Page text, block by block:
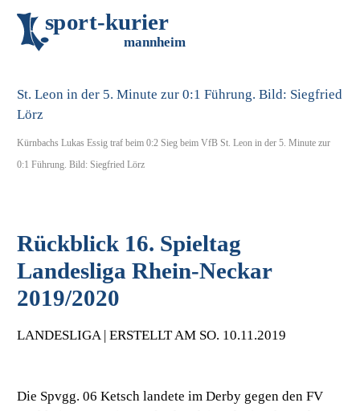
sport-kurier
mannheim
Kürnbachs Lukas Essig traf beim 0:2 Sieg beim VfB St. Leon in der 5. Minute zur
0:1 Führung. Bild: Siegfried Lörz
Rückblick 16. Spieltag
Landesliga Rhein-Neckar
2019/2020
LANDESLIGA | ERSTELLT AM SO. 10.11.2019
Die Spvgg. 06 Ketsch landete im Derby gegen den FV